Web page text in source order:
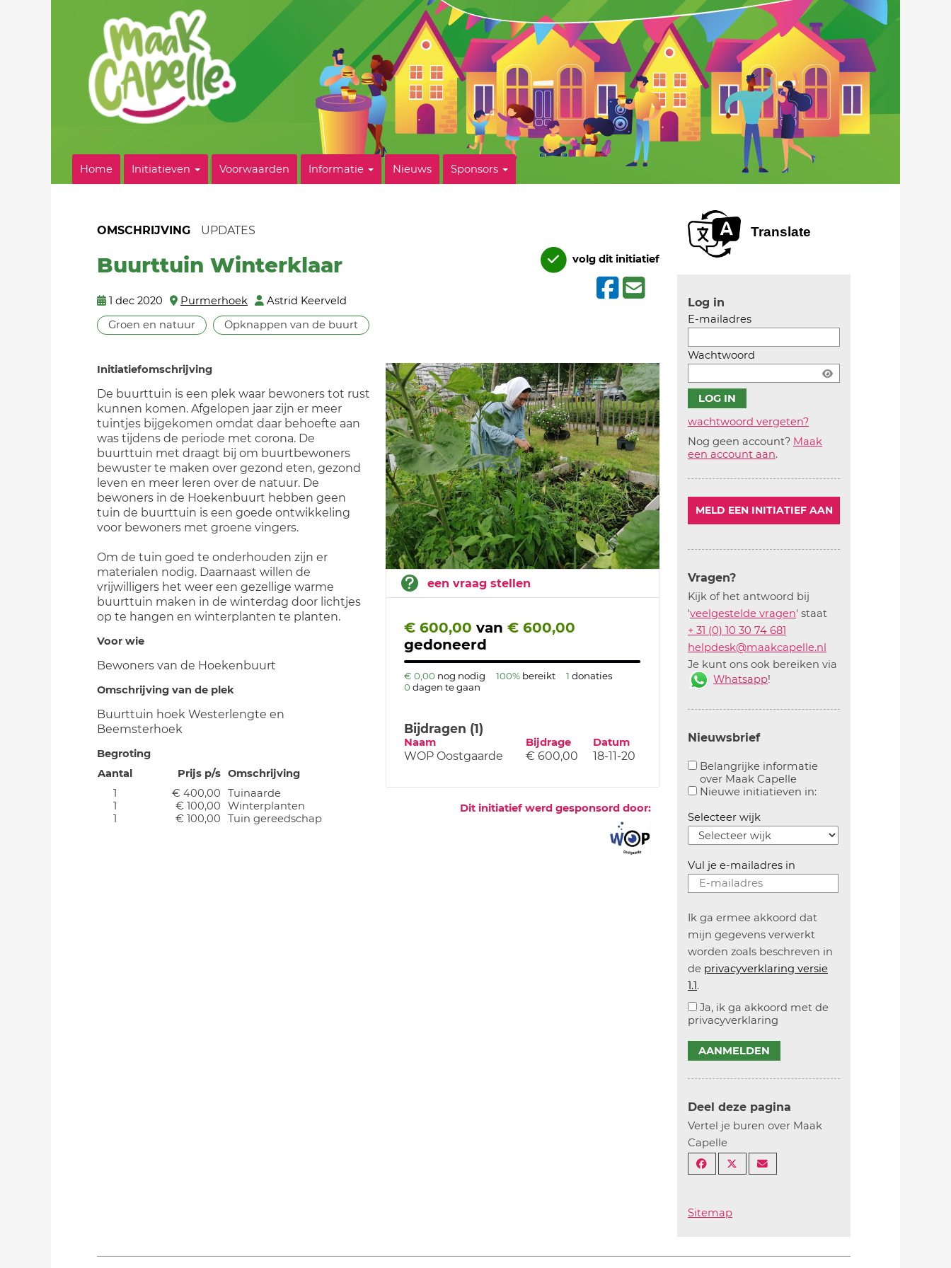
Home Initiatieven Voorwaarden Informatie Nieuws Sponsors
OMSCHRIJVING UPDATES
Buurttuin Winterklaar
1 dec 2020 Purmerhoek
Astrid Keerveld
Groen en natuur
Opknappen van de buurt
volg dit initiatief
een vraag stellen
€ 600,00 van € 600,00
gedoneerd
€ 0,00 nog nodig 100% bereikt 1 donaties
0 dagen te gaan
Bijdragen (1)
Naam Bijdrage Datum
WOP Oostgaarde € 600,00 18-11-20
Dit initiatief werd gesponsord door:
Initiatiefomschrijving
De buurttuin is een plek waar bewoners tot rust
kunnen komen. Afgelopen jaar zijn er meer
tuintjes bijgekomen omdat daar behoefte aan
was tijdens de periode met corona. De
buurttuin met draagt bij om buurtbewoners
bewuster te maken over gezond eten, gezond
leven en meer leren over de natuur. De
bewoners in de Hoekenbuurt hebben geen
tuin de buurttuin is een goede ontwikkeling
voor bewoners met groene vingers.
Om de tuin goed te onderhouden zijn er
materialen nodig. Daarnaast willen de
vrijwilligers het weer een gezellige warme
buurttuin maken in de winterdag door lichtjes
op te hangen en winterplanten te planten.
Voor wie
Bewoners van de Hoekenbuurt
Omschrijving van de plek
Buurttuin hoek Westerlengte en
Beemsterhoek
Begroting
Aantal
Prijs p/s Omschrijving
1
€ 400,00
Tuinaarde
1
€ 100,00
Winterplanten
1
€ 100,00 Tuin gereedschap
Translate
Log in
E-mailadres
Wachtwoord
wachtwoord vergeten?
Nog geen account? Maak
een account aan.
MELD EEN INITIATIEF AAN
Vragen?
Kijk of het antwoord bij
'veelgestelde vragen' staat
+ 31 (0) 10 30 74 681
helpdesk@maakcapelle.nl
Je kunt ons ook bereiken via
Whatsapp!
Nieuwsbrief
Belangrijke informatie
over Maak Capelle
Aanvinken om belangrijke informatie over
Nieuwe initiatieven in:Aanvinken om
Selecteer wijk
Vul je e-mailadres in
Ik ga ermee akkoord dat
mijn gegevens verwerkt
worden zoals beschreven in
de privacyverklaring versie
1.1.
Ja, ik ga akkoord met de
privacyverklaring
AANMELDEN
Deel deze pagina
Vertel je buren over Maak
Capelle
Sitemap